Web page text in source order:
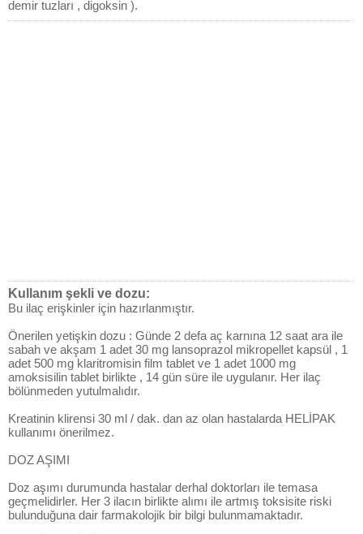
demir tuzları , digoksin ).
Kullanım şekli ve dozu:
Bu ilaç erişkinler için hazırlanmıştır.
Önerilen yetişkin dozu : Günde 2 defa aç karnına 12 saat ara ile
sabah ve akşam 1 adet 30 mg lansoprazol mikropellet kapsül , 1
adet 500 mg klaritromisin film tablet ve 1 adet 1000 mg
amoksisilin tablet birlikte , 14 gün süre ile uygulanır. Her ilaç
bölünmeden yutulmalıdır.
Kreatinin klirensi 30 ml / dak. dan az olan hastalarda HELİPAK
kullanımı önerilmez.
DOZ AŞIMI
Doz aşımı durumunda hastalar derhal doktorları ile temasa
geçmelidirler. Her 3 ilacın birlikte alımı ile artmış toksisite riski
bulunduğuna dair farmakolojik bir bilgi bulunmamaktadır.